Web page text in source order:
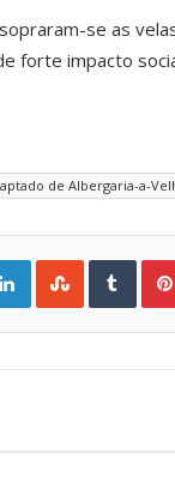
se as
forte impacto
de Albergaria-a-
LinkedIn StumbleUpon Tumblr